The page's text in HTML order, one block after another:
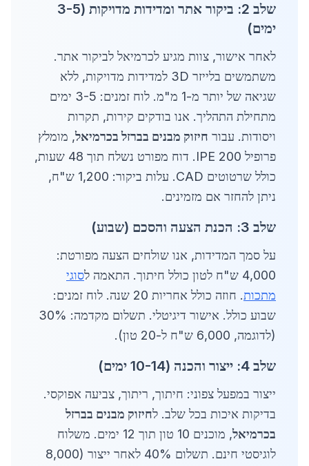
שלב 2: ביקור אתר ומדידות מדויקות (3-5
ימים)
לאחר אישור, צוות מגיע לכרמיאל לביקור אתר.
משתמשים בלייזר 3D למדידות מדויקות, ללא
שגיאה של יותר מ-1 מ"מ. לוח זמנים: 3-5 ימים
מתחילת התהליך. אנו בודקים קירות, תקרות
ויסודות. עבור חיזוק מבנים בברזל בכרמיאל, מומלץ
פרופיל IPE 200. דוח מפורט נשלח תוך 48 שעות,
כולל שרטוטים CAD. עלות ביקור: 1,200 ש"ח,
ניתן להחזר אם מזמינים.
שלב 3: הכנת הצעה והסכם (שבוע)
על סמך המדידות, אנו שולחים הצעה מפורטת:
4,000 ש"ח לטון כולל חיתוך. התאמה ל
סוגי
מתכות
. חוזה כולל אחריות 20 שנה. לוח זמנים:
שבוע כולל. אישור דיגיטלי. תשלום מקדמה: 30%
(לדוגמה, 6,000 ש"ח ל-20 טון).
שלב 4: ייצור והכנה (10-14 ימים)
ייצור במפעל צפוני: חיתוך, ריתוך, צביעה אפוקסי.
בדיקות איכות בכל שלב. לחיזוק מבנים בברזל
בכרמיאל
, מוכנים 10 טון תוך 12 ימים. משלוח
לוגיסטי חינם. תשלום 40% לאחר ייצור (8,000